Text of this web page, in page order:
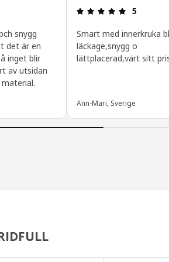
5 / 5 stjärnor.
snygg
det är en
inget blir
av utsidan
5
Smart med innerkruka
läckage,snygg o
lättplacerad,värt sitt
Ann-Mari, Sverige